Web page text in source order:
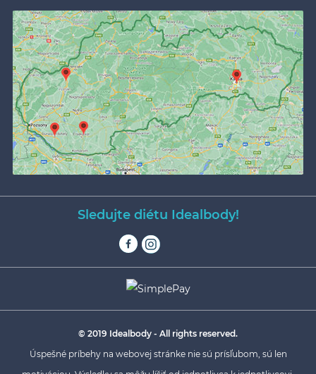
Sledujte diétu Idealbody!
© 2019 Idealbody - All rights reserved.
Úspešné príbehy na webovej stránke nie sú prísľubom, sú len